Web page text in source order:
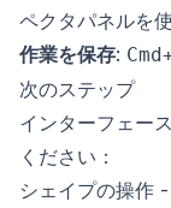
ペクタパネルを
作業を保存:
次のステップ
インターフェー
ください：
シェイプの操作